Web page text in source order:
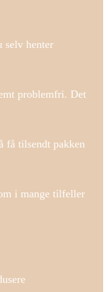
selv henter
problemfri. Det
få tilsendt pakken
i mange tilfeller